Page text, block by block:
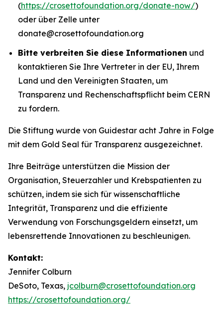
(https://crosettofoundation.org/donate-now/)
oder über Zelle unter
donate@crosettofoundation.org
Bitte verbreiten Sie diese Informationen und
kontaktieren Sie Ihre Vertreter in der EU, Ihrem
Land und den Vereinigten Staaten, um
Transparenz und Rechenschaftspflicht beim CERN
zu fordern.
Die Stiftung wurde von Guidestar acht Jahre in Folge
mit dem Gold Seal für Transparenz ausgezeichnet.
Ihre Beiträge unterstützen die Mission der
Organisation, Steuerzahler und Krebspatienten zu
schützen, indem sie sich für wissenschaftliche
Integrität, Transparenz und die effiziente
Verwendung von Forschungsgeldern einsetzt, um
lebensrettende Innovationen zu beschleunigen.
Kontakt:
Jennifer Colburn
DeSoto, Texas, jcolburn@crosettofoundation.org
https://crosettofoundation.org/